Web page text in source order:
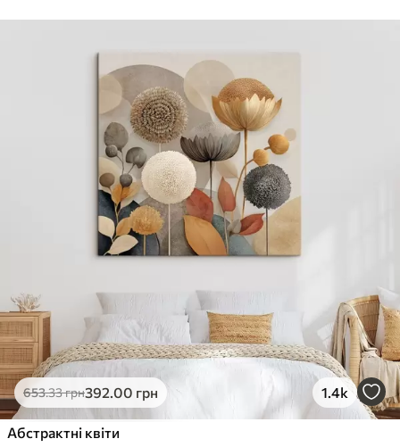
Поверхня з текстурою полотна
Екологічний матеріал
653.33грн392.00 грн 1.4k
Абстрактні квіти